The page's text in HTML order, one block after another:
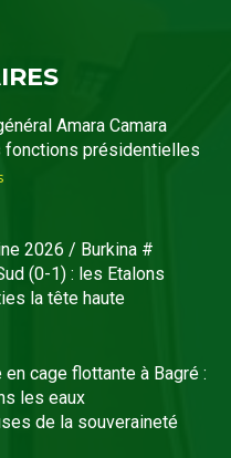
Amara Camara
fonctions présidentielles
2026 / Burkina #
(0-1) : les Etalons
la tête haute
cage flottante à Bagré :
les eaux
de la souveraineté